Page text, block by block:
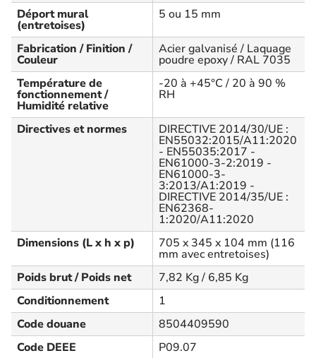
Déport mural
(entretoises)
5 ou 15 mm
Fabrication / Finition /
Couleur
Acier galvanisé / Laquage
poudre epoxy / RAL 7035
Température de
fonctionnement /
Humidité relative
-20 à +45°C / 20 à 90 %
RH
Directives et normes DIRECTIVE 2014/30/UE :
EN55032:2015/A11:2020
- EN55035:2017 -
EN61000-3-2:2019 -
EN61000-3-
3:2013/A1:2019 -
DIRECTIVE 2014/35/UE :
EN62368-
1:2020/A11:2020
Dimensions (L x h x p)
705 x 345 x 104 mm (116
mm avec entretoises)
Poids brut / Poids net
7,82 Kg / 6,85 Kg
Conditionnement
1
Code douane
8504409590
Code DEEE
P09.07